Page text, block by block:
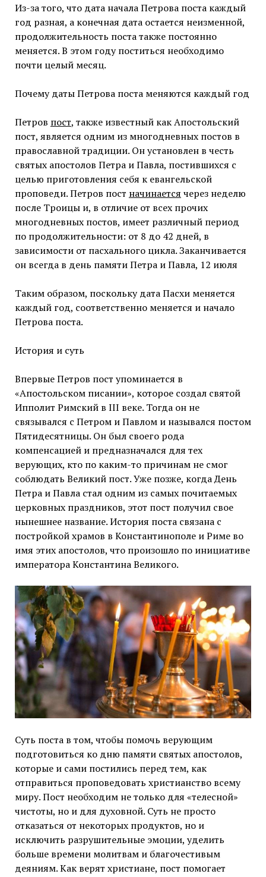
Из-за того, что дата начала Петрова поста каждый
год разная, а конечная дата остается неизменной,
продолжительность поста также постоянно
меняется. В этом году поститься необходимо
почти целый месяц.
Почему даты Петрова поста меняются каждый год
Петров пост, также известный как Апостольский
пост, является одним из многодневных постов в
православной традиции. Он установлен в честь
святых апостолов Петра и Павла, постившихся с
целью приготовления себя к евангельской
проповеди. Петров пост начинается через неделю
после Троицы и, в отличие от всех прочих
многодневных постов, имеет различный период
по продолжительности: от 8 до 42 дней, в
зависимости от пасхального цикла. Заканчивается
он всегда в день памяти Петра и Павла, 12 июля
Таким образом, поскольку дата Пасхи меняется
каждый год, соответственно меняется и начало
Петрова поста.
История и суть
Впервые Петров пост упоминается в
«Апостольском писании», которое создал святой
Ипполит Римский в III веке. Тогда он не
связывался с Петром и Павлом и назывался постом
Пятидесятницы. Он был своего рода
компенсацией и предназначался для тех
верующих, кто по каким-то причинам не смог
соблюдать Великий пост. Уже позже, когда День
Петра и Павла стал одним из самых почитаемых
церковных праздников, этот пост получил свое
нынешнее название. История поста связана с
постройкой храмов в Константинополе и Риме во
имя этих апостолов, что произошло по инициативе
императора Константина Великого.
Суть поста в том, чтобы помочь верующим
подготовиться ко дню памяти святых апостолов,
которые и сами постились перед тем, как
отправиться проповедовать христианство всему
миру. Пост необходим не только для «телесной»
чистоты, но и для духовной. Суть не просто
отказаться от некоторых продуктов, но и
исключить разрушительные эмоции, уделить
больше времени молитвам и благочестивым
деяниям. Как верят христиане, пост помогает